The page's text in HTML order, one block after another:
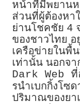
หน้าที่มีพยานห
ส่วนที่ผู้ต้องหา
ย่านโชคชัย 4
ของชาวไทย อ
เครือข่ายในพื้
เท่านั้น นอกจา
Dark Web ที่
รนำเบกกิ้งโซ
ปริมาณของยา